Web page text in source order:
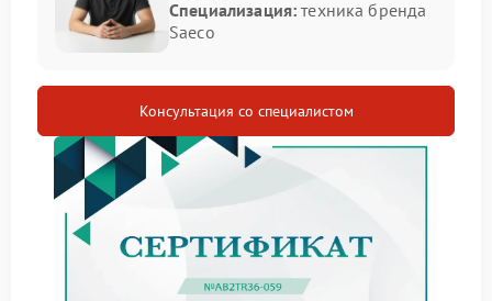
К задержке воды в баке могут приводить
следующие неисправности:
засорение дренажной системы или отводных
циркуляцию воды;
нарушение герметичности соединений, ведущее
к нарушению потока;
неисправность датчика уровня воды, из‑за
которой система «не видит» необходимость
слива.
Для устранения причины необходим
Специализация: техника бренда
Saeco
Консультация со специалистом